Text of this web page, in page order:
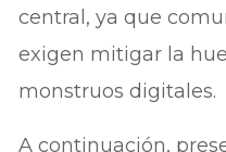
central, ya que
exigen mitigar la
monstruos digitales.
A continuación,